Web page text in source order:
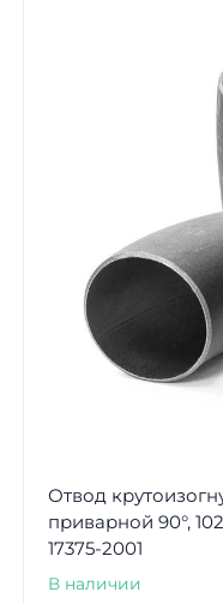
Отвод
приварной 90°,
17375-2001
В наличии